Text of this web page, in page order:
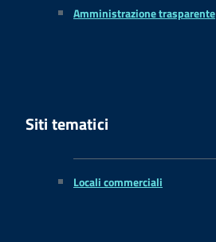
Amministrazione trasparente
Siti tematici
Locali commerciali